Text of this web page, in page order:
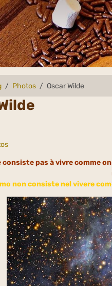
Photos Oscar Wilde
pas à vivre comme
non consiste nel vivere